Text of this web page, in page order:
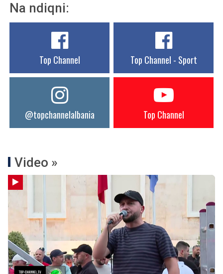
Na ndiqni:
Top Channel Top Channel - Sport
@topchannelalbania Top Channel
Video »